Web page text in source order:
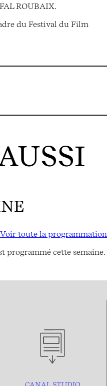
ROUBAIX.
du Festival du Film
Voir toute la programmation
programmé cette semaine.